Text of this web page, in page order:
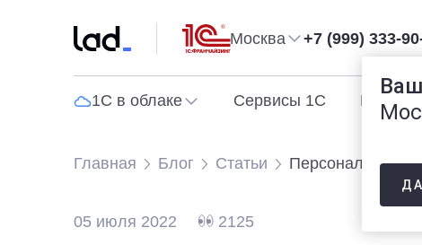
Москва +7 (999) 333-
1С в облаке Сервисы 1С
Главная Блог Статьи Персональные
05 июля 2022 2125
ДА